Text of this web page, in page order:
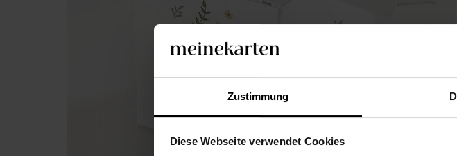
Zustimmung
Diese Webseite verwendet Cookies